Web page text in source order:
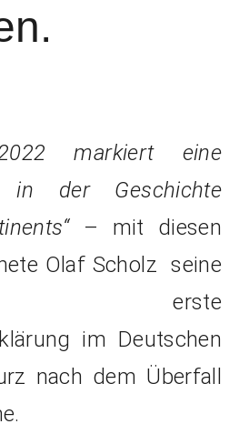
markiert eine
in der Geschichte
– mit diesen
Olaf Scholz seine
erste
im Deutschen
nach dem Überfall